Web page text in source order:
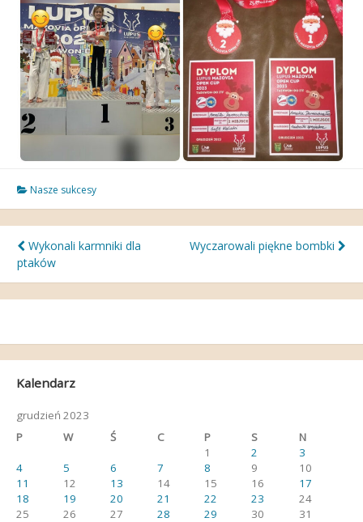
Nasze sukcesy
Nawigacja
wpisu
Wykonali karmniki dla
ptaków
Wyczarowali piękne bombki
Kalendarz
grudzień 2023
P
W Ś C P S
N
1
2
3
4
5 6 7 8 9
10
11
12 13 14 15 16
17
18
19 20 21 22 23
24
25
26 27 28 29 30 31